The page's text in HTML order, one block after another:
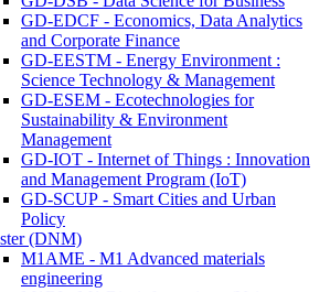
GD-EDCF - Economics, Data Analytics
and Corporate Finance
GD-EESTM - Energy Environment :
Science Technology & Management
GD-ESEM - Ecotechnologies for
Sustainability & Environment
Management
GD-IOT - Internet of Things : Innovation
and Management Program (IoT)
GD-SCUP - Smart Cities and Urban
Policy
(DNM)
M1AME - M1 Advanced materials
engineering